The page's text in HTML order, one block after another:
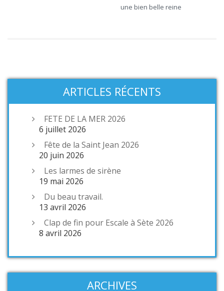
une bien belle reine
ARTICLES RÉCENTS
FETE DE LA MER 2026
6 juillet 2026
Fête de la Saint Jean 2026
20 juin 2026
Les larmes de sirène
19 mai 2026
Du beau travail.
13 avril 2026
Clap de fin pour Escale à Sète 2026
8 avril 2026
ARCHIVES